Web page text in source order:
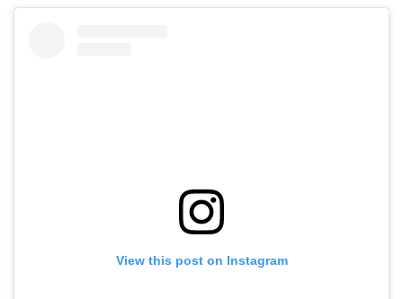
View this post on Instagram